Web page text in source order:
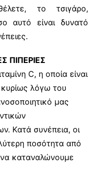
το τσιγάρο,
αυτό είναι δυνατό
ΠΙΠΕΡΙΕΣ
C, η οποία είναι
κυρίως λόγω του
μας
Kατά συνέπεια, οι
ποσότητα από
καταναλώνουμε